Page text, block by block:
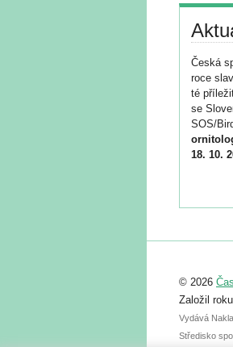
Česká
roce
té
se
SOS/
18. 10.
posteru
© 2026
Založil
Vydává
Středisko